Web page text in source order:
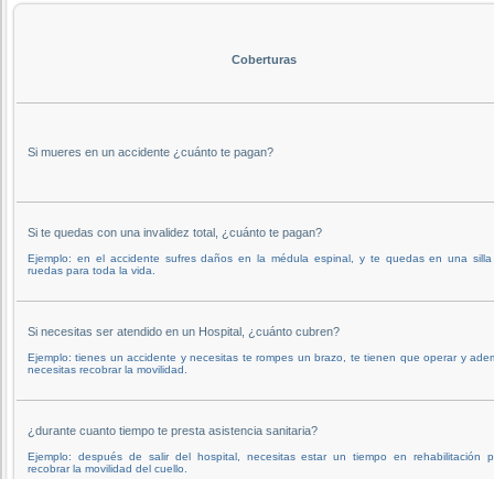
Coberturas
Si mueres en un accidente ¿cuánto te pagan?
Si te quedas con una invalidez total, ¿cuánto te pagan?
Ejemplo: en el accidente sufres daños en la médula espinal, y te quedas en una
ruedas para toda la vida.
Si necesitas ser atendido en un Hospital, ¿cuánto cubren?
Ejemplo: tienes un accidente y necesitas te rompes un brazo, te tienen que operar y
necesitas recobrar la movilidad.
¿durante cuanto tiempo te presta asistencia sanitaria?
Ejemplo: después de salir del hospital, necesitas estar un tiempo en rehabilitación
recobrar la movilidad del cuello.